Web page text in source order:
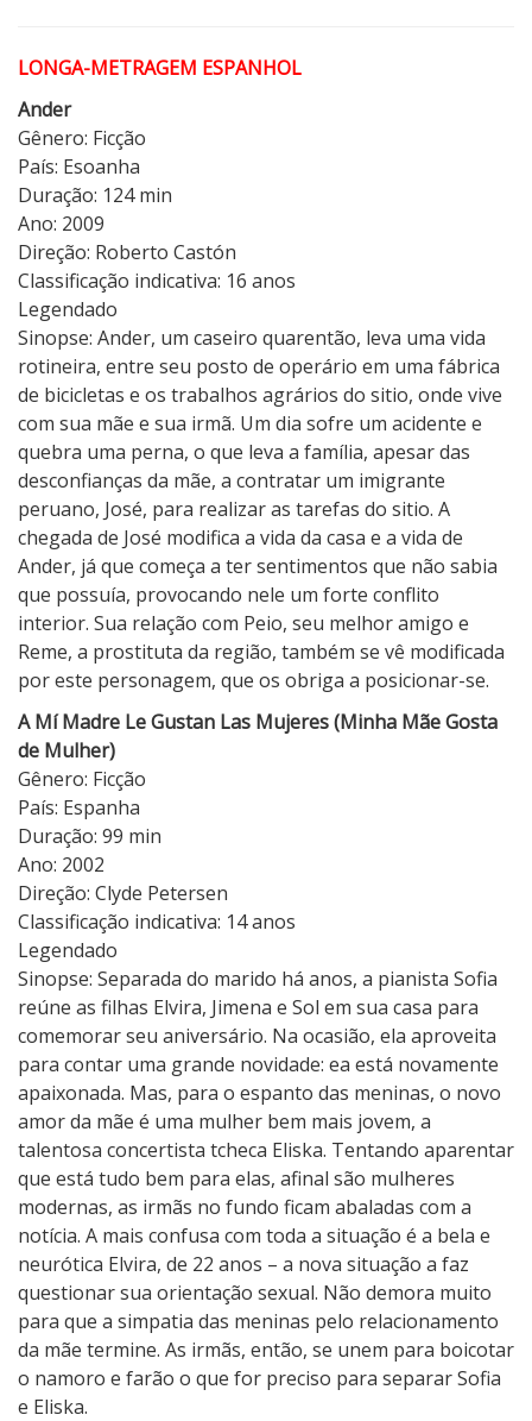
LONGA-METRAGEM ESPANHOL
Ander
Gênero: Ficção
País: Esoanha
Duração: 124 min
Ano: 2009
Direção: Roberto Castón
Classificação indicativa: 16 anos
Legendado
Sinopse: Ander, um caseiro quarentão, leva uma vida
rotineira, entre seu posto de operário em uma fábrica
de bicicletas e os trabalhos agrários do sitio, onde vive
com sua mãe e sua irmã. Um dia sofre um acidente e
quebra uma perna, o que leva a família, apesar das
desconfianças da mãe, a contratar um imigrante
peruano, José, para realizar as tarefas do sitio. A
chegada de José modifica a vida da casa e a vida de
Ander, já que começa a ter sentimentos que não sabia
que possuía, provocando nele um forte conflito
interior. Sua relação com Peio, seu melhor amigo e
Reme, a prostituta da região, também se vê modificada
por este personagem, que os obriga a posicionar-se.
A Mí Madre Le Gustan Las Mujeres (Minha Mãe Gosta
de Mulher)
Gênero: Ficção
País: Espanha
Duração: 99 min
Ano: 2002
Direção: Clyde Petersen
Classificação indicativa: 14 anos
Legendado
Sinopse: Separada do marido há anos, a pianista Sofia
reúne as filhas Elvira, Jimena e Sol em sua casa para
comemorar seu aniversário. Na ocasião, ela aproveita
para contar uma grande novidade: ea está novamente
apaixonada. Mas, para o espanto das meninas, o novo
amor da mãe é uma mulher bem mais jovem, a
talentosa concertista tcheca Eliska. Tentando aparentar
que está tudo bem para elas, afinal são mulheres
modernas, as irmãs no fundo ficam abaladas com a
notícia. A mais confusa com toda a situação é a bela e
neurótica Elvira, de 22 anos – a nova situação a faz
questionar sua orientação sexual. Não demora muito
para que a simpatia das meninas pelo relacionamento
da mãe termine. As irmãs, então, se unem para boicotar
o namoro e farão o que for preciso para separar Sofia
e Eliska.